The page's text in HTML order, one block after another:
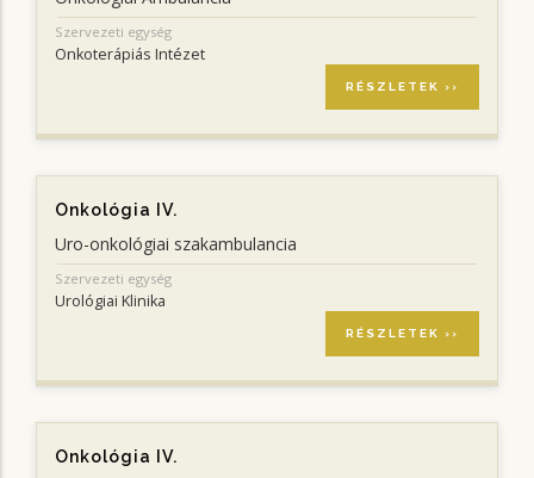
Szervezeti egység
Onkoterápiás Intézet
RÉSZLETEK ››
Onkológia IV.
Uro-onkológiai szakambulancia
Szervezeti egység
Urológiai Klinika
RÉSZLETEK ››
Onkológia IV.